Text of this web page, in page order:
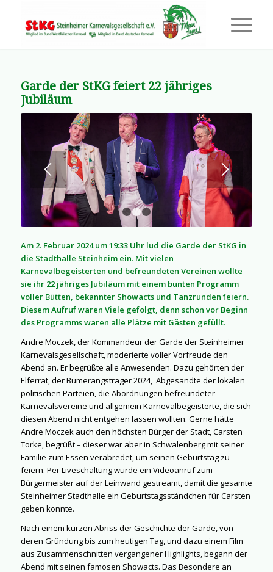
Garde der StKG feiert 22 jähriges
Jubiläum
1 2 3
Am 2. Februar 2024 um 19:33 Uhr lud die Garde der StKG in
die Stadthalle Steinheim ein. Mit vielen
Karnevalbegeisterten und befreundeten Vereinen wollte
sie ihr 22 jähriges Jubiläum mit einem bunten Programm
voller Bütten, bekannter Showacts und Tanzrunden feiern.
Diesem Aufruf waren Viele gefolgt, denn schon vor Beginn
des Programms waren alle Plätze mit Gästen gefüllt.
Andre Moczek, der Kommandeur der Garde der Steinheimer
Karnevalsgesellschaft, moderierte voller Vorfreude den
Abend an. Er begrüßte alle Anwesenden. Dazu gehörten der
Elferrat, der Bumerangsträger 2024, Abgesandte der lokalen
politischen Parteien, die Abordnungen befreundeter
Karnevalsvereine und allgemein Karnevalbegeisterte, die sich
diesen Abend nicht entgehen lassen wollten. Gerne hätte
Andre Moczek auch den höchsten Bürger der Stadt, Carsten
Torke, begrüßt – dieser war aber in Schwalenberg mit seiner
Familie zum Essen verabredet, um seinen Geburtstag zu
feiern. Per Liveschaltung wurde ein Videoanruf zum
Bürgermeister auf der Leinwand gestreamt, damit die gesamte
Steinheimer Stadthalle ein Geburtstagsständchen für Carsten
geben konnte.
Nach einem kurzen Abriss der Geschichte der Garde, von
deren Gründung bis zum heutigen Tag, und dazu einem Film
aus Zusammenschnitten vergangener Highlights, begann der
Abend mit seinen famosen Showacts. Das Besondere an